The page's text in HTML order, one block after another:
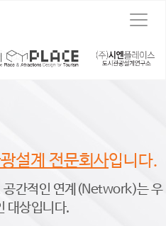
T
g
g
t
설계 전문회사입니다.
공간적인 연계(Network)는 우
대상입니다.